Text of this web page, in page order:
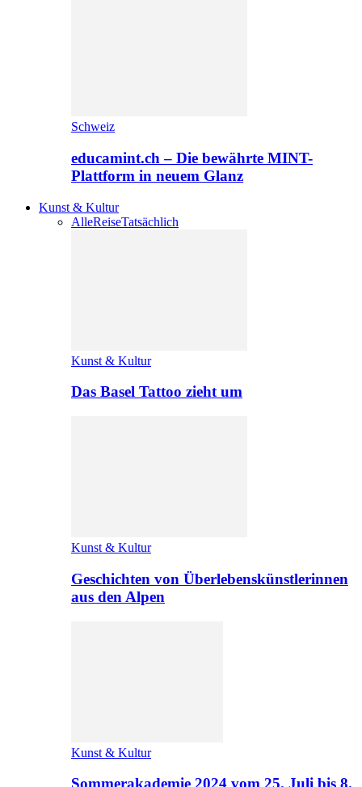
Schweiz
educamint.ch – Die bewährte MINT-
Plattform in neuem Glanz
Kunst & Kultur
AlleReiseTatsächlich
Kunst & Kultur
Das Basel Tattoo zieht um
Kunst & Kultur
Geschichten von Überlebenskünstlerinnen
aus den Alpen
Kunst & Kultur